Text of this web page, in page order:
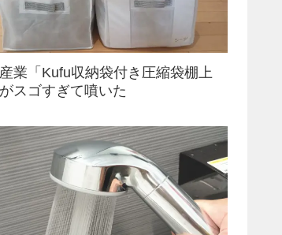
業「Kufu収納袋付き圧縮袋棚上
スゴすぎて噴いた